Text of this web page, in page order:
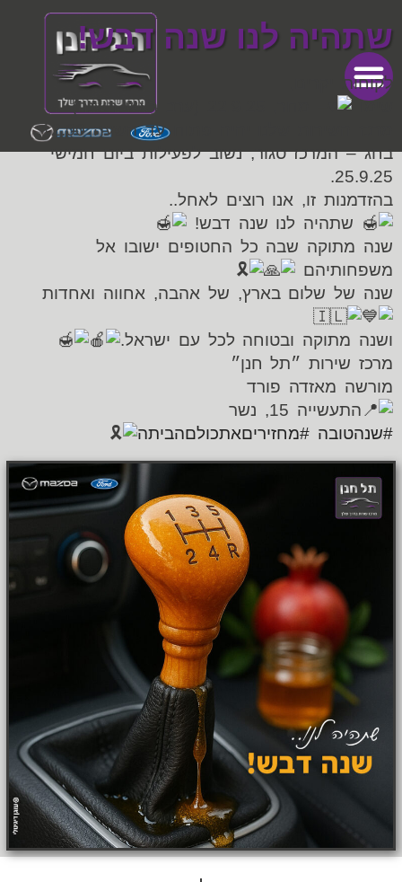
שתהיה לנו שנה דבש!
לקוחות יקרים,
שימו
מרכז השירות שלנו יהיה פתוח עד השעה 12:00.
בחג – המרכז סגור, נשוב לפעילות ביום חמישי
25.9.25.
בהזדמנות זו, אנו רוצים לאחל..
שתהיה לנו שנה דבש!
שנה מתוקה שבה כל החטופים ישובו אל
משפחותיהם
שנה של שלום בארץ, של אהבה, אחווה ואחדות
ושנה מתוקה ובטוחה לכל עם ישראל.
מרכז שירות ״תל חנן״
מורשה מאזדה פורד
התעשייה 15, נשר
#שנהטובה #מחזיריםאתכולםהביתה